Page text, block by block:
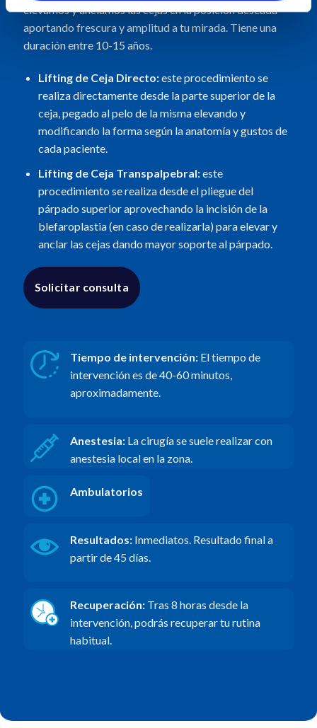
elevamos y anclamos las cejas en la posición deseada
aportando frescura y amplitud a tu mirada. Tiene una
duración entre 10-15 años.
Lifting de Ceja Directo:este procedimiento se
realiza directamente desde la parte superior de la
ceja, pegado al pelo de la misma elevando y
modificando la forma según la anatomía y gustos de
cada paciente.
Lifting de Ceja Transpalpebral:este
procedimiento se realiza desde el pliegue del
párpado superior aprovechando la incisión de la
blefaroplastia (en caso de realizarla) para elevar y
anclar las cejas dando mayor soporte al párpado.
Solicitar consulta
Tiempo de intervención: El tiempo de
intervención es de 40-60 minutos,
aproximadamente.
Anestesia:La cirugía se suele realizar con
anestesia local en la zona.
Ambulatorios
Resultados:Inmediatos. Resultado final a
partir de 45 días.
Recuperación:Tras 8 horas desde la
intervención, podrás recuperar tu rutina
habitual.